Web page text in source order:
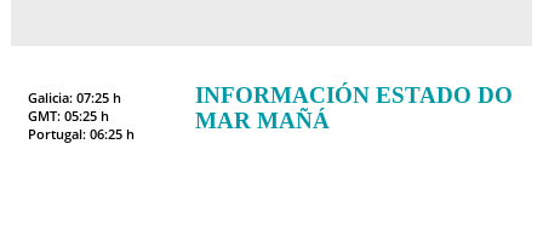
Galicia: 07:25 h
GMT: 05:25 h
Portugal: 06:25 h
INFORMACIÓN ESTADO DO
MAR MAÑÁ